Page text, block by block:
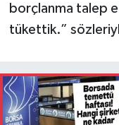
borçlanma talep
tükettik.”